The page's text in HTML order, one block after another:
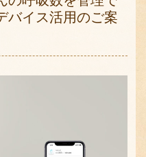
バイス活用のご案